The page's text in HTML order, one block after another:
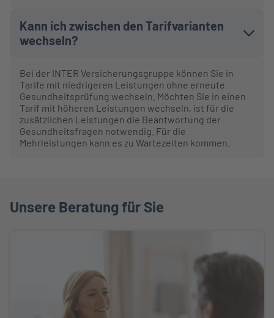
Kann ich zwischen den Tarifvarianten
wechseln?
Bei der INTER Versicherungsgruppe können Sie in
Tarife mit niedrigeren Leistungen ohne erneute
Gesundheitsprüfung wechseln. Möchten Sie in einen
Tarif mit höheren Leistungen wechseln, ist für die
zusätzlichen Leistungen die Beantwortung der
Gesundheitsfragen notwendig. Für die
Mehrleistungen kann es zu Wartezeiten kommen.
Unsere Beratung für Sie